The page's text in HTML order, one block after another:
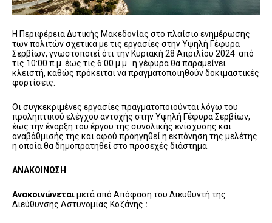
Η Περιφέρεια Δυτικής Μακεδονίας στο πλαίσιο ενημέρωσης
των πολιτών σχετικά με τις εργασίες στην Υψηλή Γέφυρα
Σερβίων, γνωστοποιεί ότι την Κυριακή 28 Απριλίου 2024 από
τις 10:00 π.μ. έως τις 6:00 μ.μ. η γέφυρα θα παραμείνει
κλειστή, καθώς πρόκειται να πραγματοποιηθούν δοκιμαστικές
φορτίσεις.
Οι συγκεκριμένες εργασίες πραγματοποιούνται λόγω του
προληπτικού ελέγχου αντοχής στην Υψηλή Γέφυρα Σερβίων,
έως την έναρξη του έργου της συνολικής ενίσχυσης και
αναβάθμισής της και αφού προηγηθεί η εκπόνηση της μελέτης
η οποία θα δημοπρατηθεί στο προσεχές διάστημα.
ΑΝΑΚΟΙΝΩΣΗ
Ανακοινώνεταιμετά από Απόφαση του Διευθυντή της
Διεύθυνσης Αστυνομίας Κοζάνης :